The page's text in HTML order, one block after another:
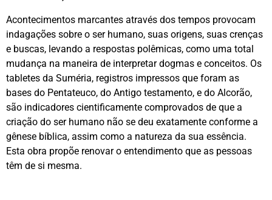
Acontecimentos marcantes através dos tempos provocam
indagações sobre o ser humano, suas origens, suas crenças
e buscas, levando a respostas polêmicas, como uma total
mudança na maneira de interpretar dogmas e conceitos. Os
tabletes da Suméria, registros impressos que foram as
bases do Pentateuco, do Antigo testamento, e do Alcorão,
são indicadores cientificamente comprovados de que a
criação do ser humano não se deu exatamente conforme a
gênese bíblica, assim como a natureza da sua essência.
Esta obra propõe renovar o entendimento que as pessoas
têm de si mesma.